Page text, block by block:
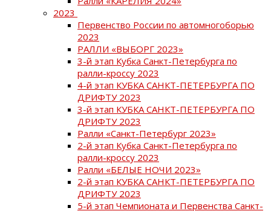
2023
Первенство России по автомногоборью
2023
РАЛЛИ «ВЫБОРГ 2023»
3-й этап Кубка Санкт-Петербурга по
ралли-кроссу 2023
4-й этап КУБКА САНКТ-ПЕТЕРБУРГА ПО
ДРИФТУ 2023
3-й этап КУБКА САНКТ-ПЕТЕРБУРГА ПО
ДРИФТУ 2023
Ралли «Санкт-Петербург 2023»
2-й этап Кубка Санкт-Петербурга по
ралли-кроссу 2023
Ралли «БЕЛЫЕ НОЧИ 2023»
2-й этап КУБКА САНКТ-ПЕТЕРБУРГА ПО
ДРИФТУ 2023
5-й этап Чемпионата и Первенства Санкт-